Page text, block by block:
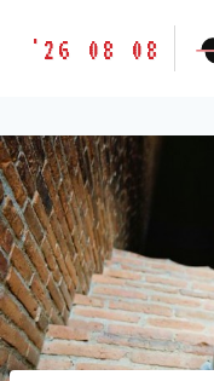
胶
味
道
LETSFILM
'26 08 08